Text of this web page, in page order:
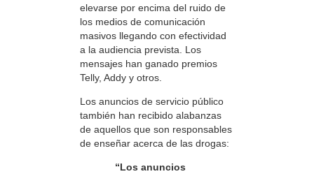
elevarse por encima del ruido de
los medios de comunicación
masivos llegando con efectividad
a la audiencia prevista. Los
mensajes han ganado premios
Telly, Addy y otros.
Los anuncios de servicio público
también han recibido alabanzas
de aquellos que son responsables
de enseñar acerca de las drogas:
“Los anuncios